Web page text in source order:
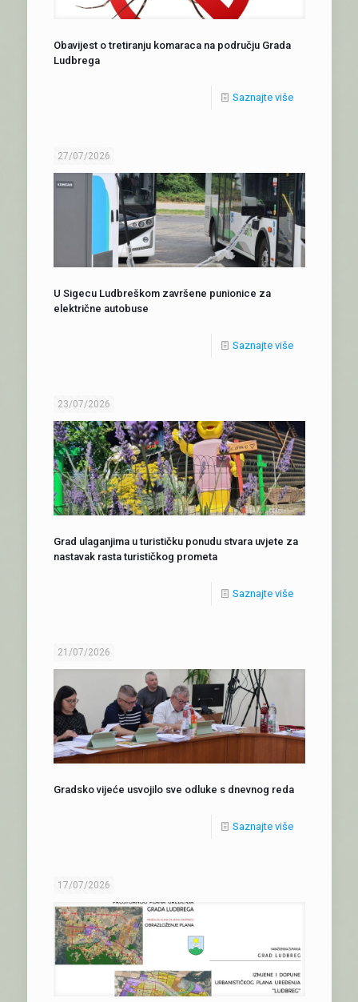
Obavijest o tretiranju komaraca na području Grada
Ludbrega
Saznajte više
27/07/2026
U Sigecu Ludbreškom završene punionice za
električne autobuse
Saznajte više
23/07/2026
Grad ulaganjima u turističku ponudu stvara uvjete za
nastavak rasta turističkog prometa
Saznajte više
21/07/2026
Gradsko vijeće usvojilo sve odluke s dnevnog reda
Saznajte više
17/07/2026